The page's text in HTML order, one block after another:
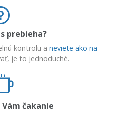
prebieha?
kontrolu a neviete ako na
je to jednoduché.
čakanie